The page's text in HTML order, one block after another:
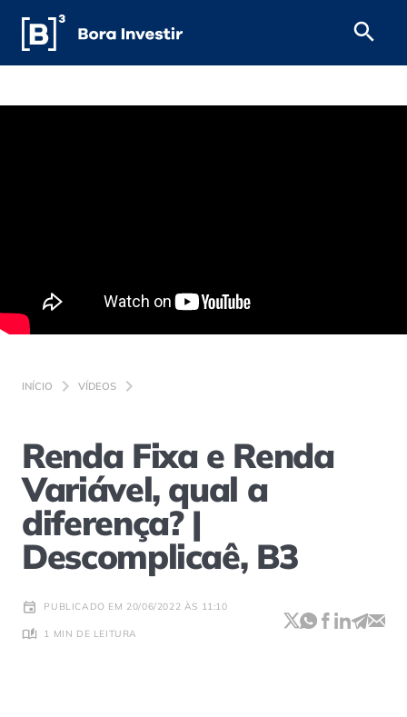
INÍCIO VÍDEOS
Renda Fixa e Renda
Variável, qual a
diferença? |
Descomplicaê, B3
PUBLICADO EM 20/06/2022 ÀS 11:10
1 MIN DE LEITURA